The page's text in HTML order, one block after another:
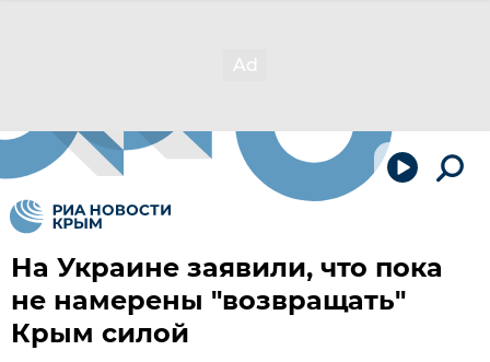
На Украине заявили, что пока
не намерены "возвращать"
Крым силой